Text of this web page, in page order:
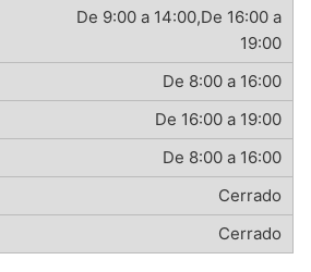
De 9:00 a 14:00,De 16:00 a
19:00
De 8:00 a 16:00
De 16:00 a 19:00
De 8:00 a 16:00
Cerrado
Cerrado